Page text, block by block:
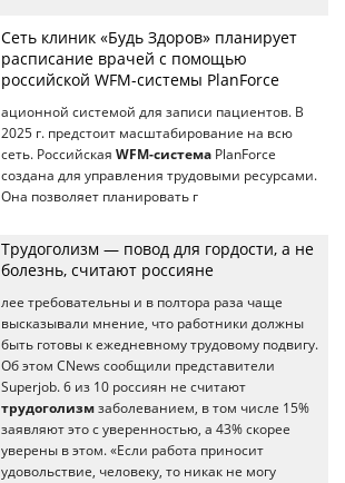
Сеть клиник «‎Будь Здоров» планирует
расписание врачей с помощью
российской WFM-системы PlanForce
ационной системой для записи пациентов. В
2025 г. предстоит масштабирование на всю
сеть. Российская WFM-система PlanForce
создана для управления трудовыми ресурсами.
Она позволяет планировать г
Трудоголизм — повод для гордости, а не
болезнь, считают россияне
лее требовательны и в полтора раза чаще
высказывали мнение, что работники должны
быть готовы к ежедневному трудовому подвигу.
Об этом CNews сообщили представители
Superjob. 6 из 10 россиян не считают
трудоголизм заболеванием, в том числе 15%
заявляют это с уверенностью, а 43% скорее
уверены в этом. «Если работа приносит
удовольствие, человеку, то никак не могу